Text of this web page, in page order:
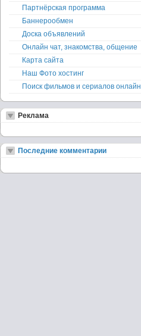
Партнёрская программа
Баннерообмен
Доска объявлений
Онлайн чат, знакомства, общение
Карта сайта
Наш Фото хостинг
Поиск фильмов и сериалов онлайн
Реклама
Последние комментарии